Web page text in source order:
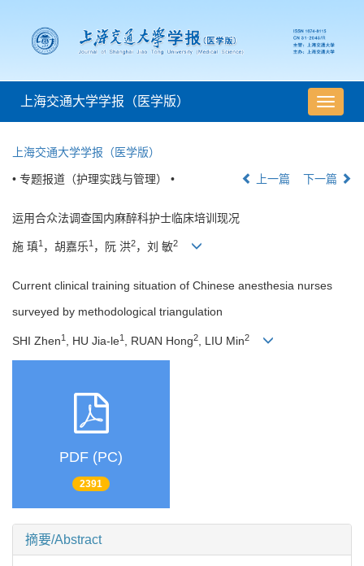
导
航
上海交通大学学报（医学版）
上海交通大学学报（医学版）
• 专题报道（护理实践与管理） • 上一篇 下一篇
运用合众法调查国内麻醉科护士临床培训现况
施 瑱1 ，胡嘉乐1 ，阮 洪2，刘 敏2
Current clinical training situation of Chinese anesthesia nurses
surveyed by methodological triangulation
SHI Zhen1 , HU Jia-le1 , RUAN Hong2 , LIU Min2
PDF (PC)
2391
摘要/Abstract